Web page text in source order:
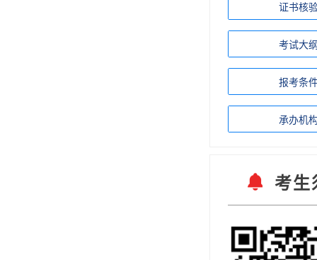
证书核
考试大
报考条
承办机
考生